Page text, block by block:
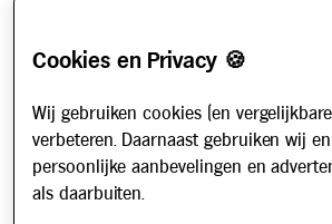
Cookies en Privacy 🍪
Wij gebruiken cookies (en
verbeteren. Daarnaast gebruiken wij
persoonlijke aanbevelingen en
als daarbuiten.